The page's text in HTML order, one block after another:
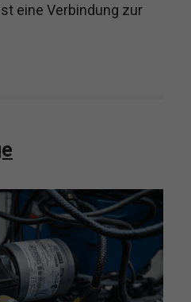
eine Verbindung zur